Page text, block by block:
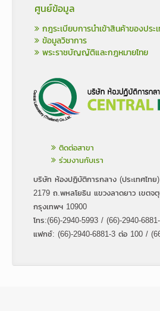
ศูนย์ข้อมูล
กฎระเบียบการนำเข้าสินค้าของประ
ข้อมูลวิชาการ
พระราชบัญญัติและกฎหมายไทย
ติดต่อสาขา
ร่วมงานกับเรา
บริษัท ห้องปฏิบัติการกลาง (ประเทศไทย
2179 ถ.พหลโยธิน แขวงลาดยาว เขตจ
กรุงเทพฯ 10900
โทร:(66)-2940-5993 / (66)-2940-
แฟกซ์: (66)-2940-6881-3 ต่อ 100 /